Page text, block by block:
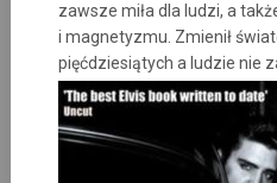
zawsze miła dla ludzi, a
i magnetyzmu. Zmienił
pięćdziesiątych a ludzie nie